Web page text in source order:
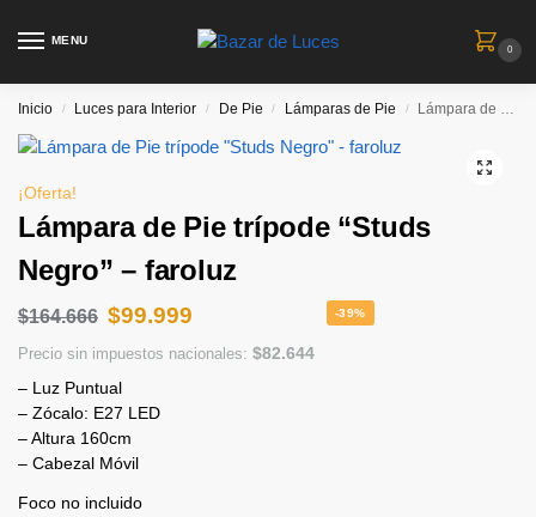
MENU
0
Inicio / Luces para Interior / De Pie / Lámparas de Pie / Lámpara de Pie trípode “Studs Negro” – faroluz
¡Oferta!
Lámpara de Pie trípode “Studs
Negro” – faroluz
$164.666 $99.999
Precio sin impuestos nacionales: $82.644
-39%
– Luz Puntual
– Zócalo: E27 LED
– Altura 160cm
– Cabezal Móvil
Foco no incluido